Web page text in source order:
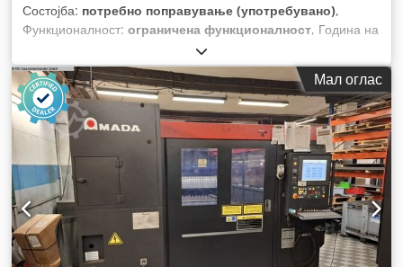
Состојба: потребно поправување (употребувано),
Функционалност: ограничена функционалност, Година на
, работни часови:
управување:NC контрола, степен на автоматизација:
полуавтоматски, тип на ласер:CO₂ ласер, часови на
ласер:22.804 h, моќност на ласерот:4.000 W
, макс.
дебелина на лим:22 мм, максимална дебелина на челичен
22 мм
, максимална дебелина на лим од не'рѓосувачки
челик:8 мм, макс. дебелина на алуминиев лист:6 мм,
должина на масата:
3.000 мм, ширина на масата:1.500 мм,
работна должина:
3.000 мм, работна ширина:3.000 мм,
Мал оглас